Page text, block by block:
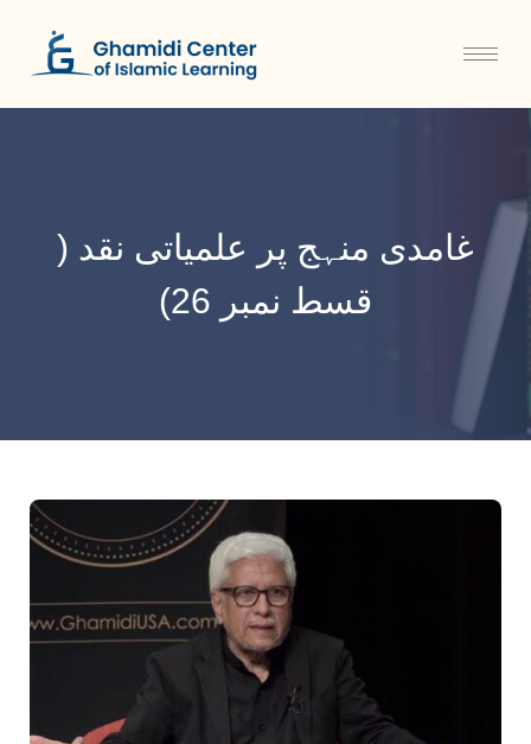
غامدی منہج پر علمیاتی نقد (
قسط نمبر 26)